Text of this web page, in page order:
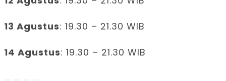
13 Agustus: 19.30 – 21.30 WIB
14 Agustus: 19.30 – 21.30 WIB